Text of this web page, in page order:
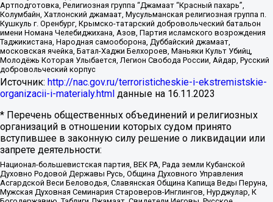
Артподготовка, Религиозная группа “Джамаат “Красный пахарь”,
Колумбайн, Хатлонский джамаат, Мусульманская религиозная группа п.
Кушкуль г. Оренбург, Крымско-татарский добровольческий батальон
имени Номана Челебиджихана, Азов, Партия исламского возрождения
Таджикистана, Народная самооборона, Дуббайский джамаат,
московская ячейка, Батал-Хаджи Белхороев, Маньяки Культ Убийц,
Молодёжь Которая Улыбается, Легион Свобода России, Айдар, Русский
добровольческий корпус
Источник: http://nac.gov.ru/terroristicheskie-i-ekstremistskie-
organizacii-i-materialy.html данные на 16.11.2023
* Перечень общественных объединений и религиозных
организаций в отношении которых судом принято
вступившее в законную силу решение о ликвидации или
запрете деятельности:
Национал-большевистская партия, ВЕК РА, Рада земли Кубанской
Духовно Родовой Державы Русь, Община Духовного Управления
Асгардской Веси Беловодья, Славянская Община Капища Веды Перуна,
Мужская Духовная Семинария Староверов-Инглингов, Нурджулар, К